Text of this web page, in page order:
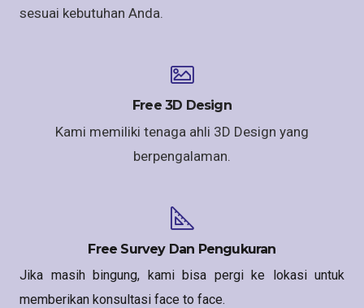
sesuai kebutuhan Anda.
Free 3D Design
Kami memiliki tenaga ahli 3D Design yang
berpengalaman.
Free Survey Dan Pengukuran
Jika masih bingung, kami bisa pergi ke lokasi untuk
memberikan konsultasi face to face.